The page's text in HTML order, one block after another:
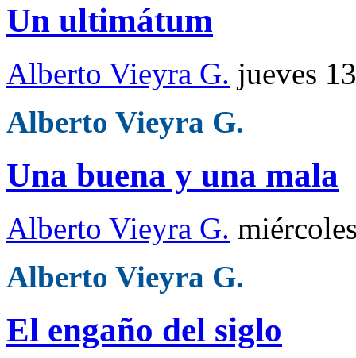
Un ultimátum
Alberto Vieyra G. jueves
Alberto Vieyra G.
Una buena y una mala
Alberto Vieyra G.
Alberto Vieyra G.
El engaño del siglo